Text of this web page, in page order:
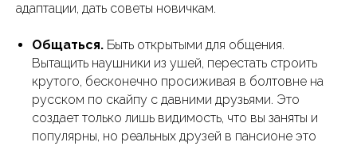
адаптации, дать советы новичкам.
Общаться. Быть открытыми для общения.
Вытащить наушники из ушей, перестать строить
крутого, бесконечно просиживая в болтовне на
русском по скайпу с давними друзьями. Это
создает только лишь видимость, что вы заняты и
популярны, но реальных друзей в пансионе это